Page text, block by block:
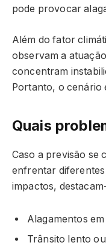
pode provocar
Além do fator
observam a
concentram
Portanto, o cenário
Quais
Caso a previsão se
enfrentar
impactos,
Alagamentos
Trânsito lento